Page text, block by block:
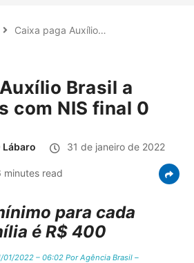
Caixa paga Auxílio…
Brasil a
com NIS final 0
Lábaro 31 de janeiro de 2022
minutes read
para cada
é R$ 400
01/2022 – 06:02 Por Agência Brasil –